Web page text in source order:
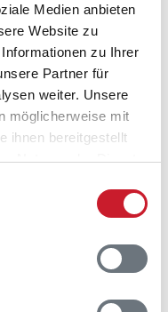
Medien anbieten
Website zu
zu Ihrer
Partner für
weiter. Unsere
möglicherweise mit
ihnen bereitgestellt
Nutzung der Dienste
anklicken
und Preis angezeigt
des
ergeben